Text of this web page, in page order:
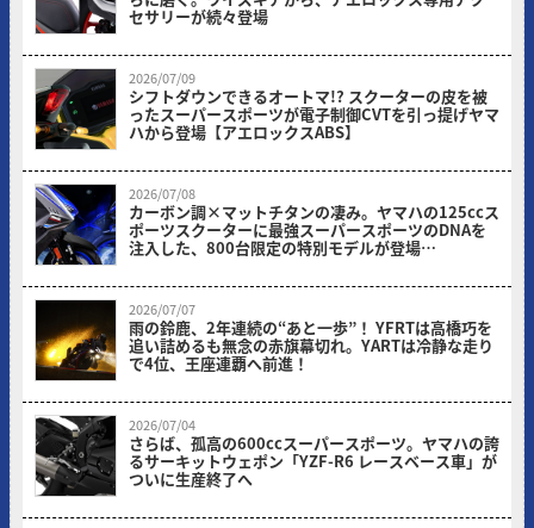
セサリーが続々登場
2026/07/09
シフトダウンできるオートマ!? スクーターの皮を被
ったスーパースポーツが電子制御CVTを引っ提げヤマ
ハから登場【アエロックスABS】
2026/07/08
カーボン調×マットチタンの凄み。ヤマハの125ccス
ポーツスクーターに最強スーパースポーツのDNAを
注入した、800台限定の特別モデルが登場
2026/07/07
雨の鈴鹿、2年連続の“あと一歩”！ YFRTは高橋巧を
追い詰めるも無念の赤旗幕切れ。YARTは冷静な走り
で4位、王座連覇へ前進！
2026/07/04
さらば、孤高の600ccスーパースポーツ。ヤマハの誇
るサーキットウェポン「YZF-R6 レースベース車」が
ついに生産終了へ